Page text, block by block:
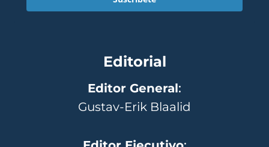
Editorial
Editor General:
Gustav-Erik Blaalid